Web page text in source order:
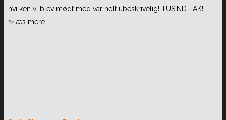
hvilken vi blev mødt med var helt ubeskrivelig! TUSIND TAK!!
✨ læs mere